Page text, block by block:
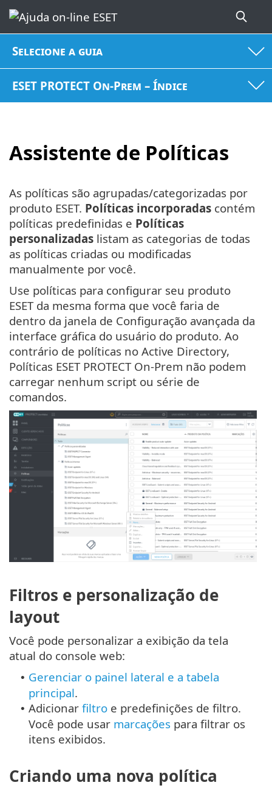
Selecione a guia
ESET PROTECT On-Prem – Índice
Assistente de Políticas
As políticas são agrupadas/categorizadas por
produto ESET. Políticas incorporadas contém
políticas predefinidas e Políticas
personalizadas listam as categorias de todas
as políticas criadas ou modificadas
manualmente por você.
Use políticas para configurar seu produto
ESET da mesma forma que você faria de
dentro da janela de Configuração avançada da
interface gráfica do usuário do produto. Ao
contrário de políticas no Active Directory,
Políticas ESET PROTECT On-Prem não podem
carregar nenhum script ou série de
comandos.
Filtros e personalização de
layout
Você pode personalizar a exibição da tela
atual do console web:
• Gerenciar o painel lateral e a tabela
principal.
• Adicionar filtro e predefinições de filtro.
Você pode usar marcações para filtrar os
itens exibidos.
Criando uma nova política